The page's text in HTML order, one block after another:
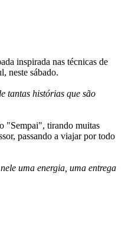
inspirada nas técnicas de
neste sábado.
tantas histórias que são
"Sempai", tirando muitas
passando a viajar por todo
uma energia, uma entrega